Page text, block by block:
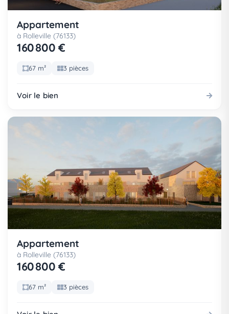
Appartement
à Rolleville (76133)
160 800 €
67 m² 3 pièces
Voir le bien
Appartement
à Rolleville (76133)
160 800 €
67 m² 3 pièces